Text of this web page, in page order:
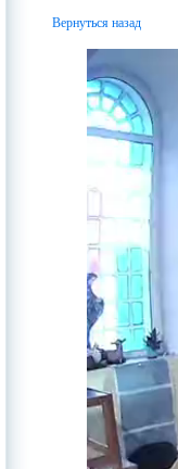
Вернуться назад